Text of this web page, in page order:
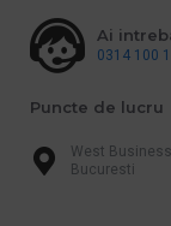
Ai
0314 100
Puncte de lucru
West
Bucuresti